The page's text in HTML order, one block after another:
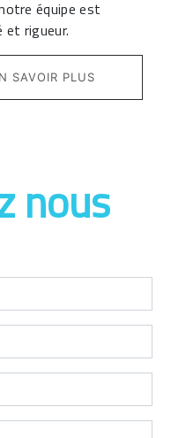
équipe est
rigueur.
SAVOIR PLUS
nous